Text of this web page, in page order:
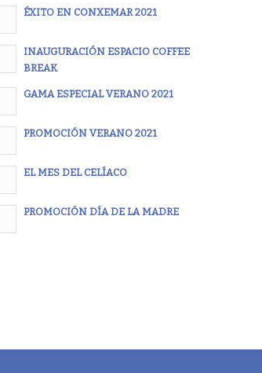
ÉXITO EN CONXEMAR 2021
INAUGURACIÓN ESPACIO COFFEE
BREAK
GAMA ESPECIAL VERANO 2021
PROMOCIÓN VERANO 2021
EL MES DEL CELÍACO
PROMOCIÓN DÍA DE LA MADRE